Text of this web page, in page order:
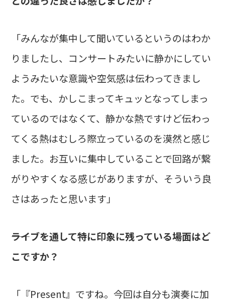
「みんなが集中して聞いているというのはわか
りましたし、コンサートみたいに静かにしてい
ようみたいな意識や空気感は伝わってきまし
た。でも、かしこまってキュッとなってしまっ
ているのではなくて、静かな熱ですけど伝わっ
てくる熱はむしろ際立っているのを漠然と感じ
ました。お互いに集中していることで回路が繋
がりやすくなる感じがありますが、そういう良
さはあったと思います」
――ライブを通して特に印象に残っている場面はど
こですか？
「『Present』ですね。今回は自分も演奏に加